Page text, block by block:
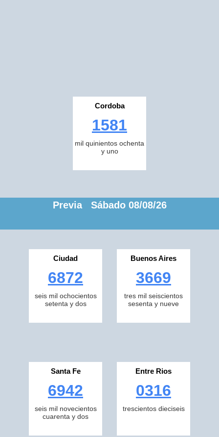
Cordoba
1581
mil quinientos ochenta
y uno
Previa Sábado 08/08/26
Ciudad
6872
seis mil ochocientos
setenta y dos
Buenos Aires
3669
tres mil seiscientos
sesenta y nueve
Santa Fe
6942
seis mil novecientos
cuarenta y dos
Entre Rios
0316
trescientos dieciseis